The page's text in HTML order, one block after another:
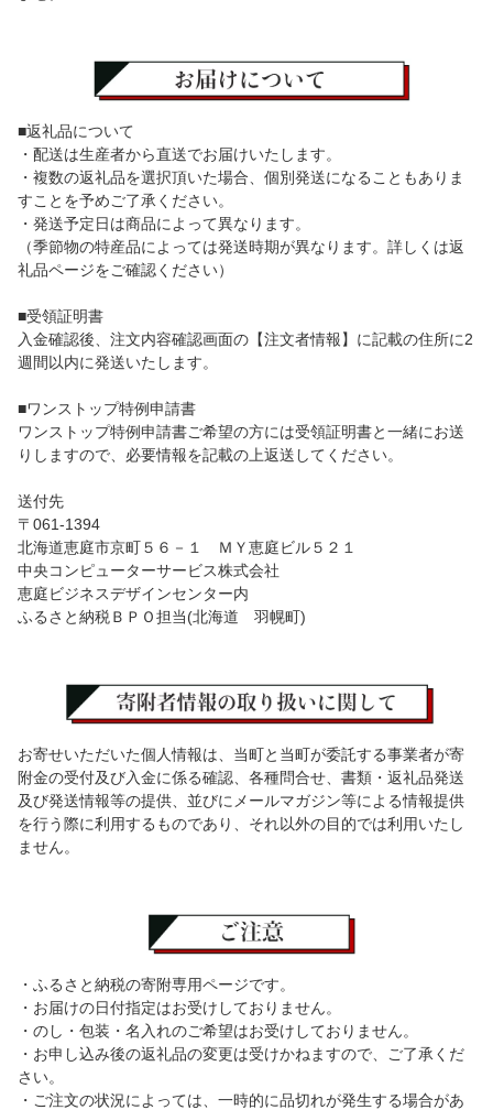
■返礼品について
・配送は生産者から直送でお届けいたします。
・複数の返礼品を選択頂いた場合、個別発送になることもありま
すことを予めご了承ください。
・発送予定日は商品によって異なります。
（季節物の特産品によっては発送時期が異なります。詳しくは返
礼品ページをご確認ください）
■受領証明書
入金確認後、注文内容確認画面の【注文者情報】に記載の住所に2
週間以内に発送いたします。
■ワンストップ特例申請書
ワンストップ特例申請書ご希望の方には受領証明書と一緒にお送
りしますので、必要情報を記載の上返送してください。
送付先
〒061-1394
北海道恵庭市京町５６－１ ＭＹ恵庭ビル５２１
中央コンピューターサービス株式会社
恵庭ビジネスデザインセンター内
ふるさと納税ＢＰＯ担当(北海道 羽幌町)
お寄せいただいた個人情報は、当町と当町が委託する事業者が寄
附金の受付及び入金に係る確認、各種問合せ、書類・返礼品発送
及び発送情報等の提供、並びにメールマガジン等による情報提供
を行う際に利用するものであり、それ以外の目的では利用いたし
ません。
・ふるさと納税の寄附専用ページです。
・お届けの日付指定はお受けしておりません。
・のし・包装・名入れのご希望はお受けしておりません。
・お申し込み後の返礼品の変更は受けかねますので、ご了承くだ
さい。
・ご注文の状況によっては、一時的に品切れが発生する場合があ